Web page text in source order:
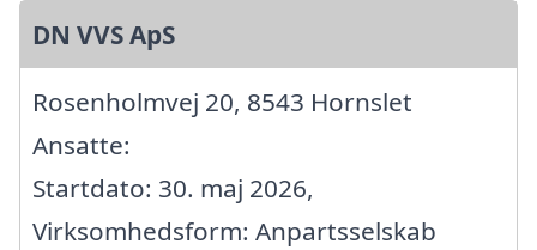
DN VVS ApS
Rosenholmvej 20, 8543 Hornslet
Ansatte:
Startdato: 30. maj 2026,
Virksomhedsform: Anpartsselskab